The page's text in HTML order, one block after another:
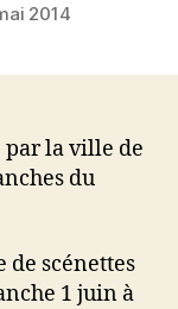
2014
par la ville de
du
de scénettes
1 juin à